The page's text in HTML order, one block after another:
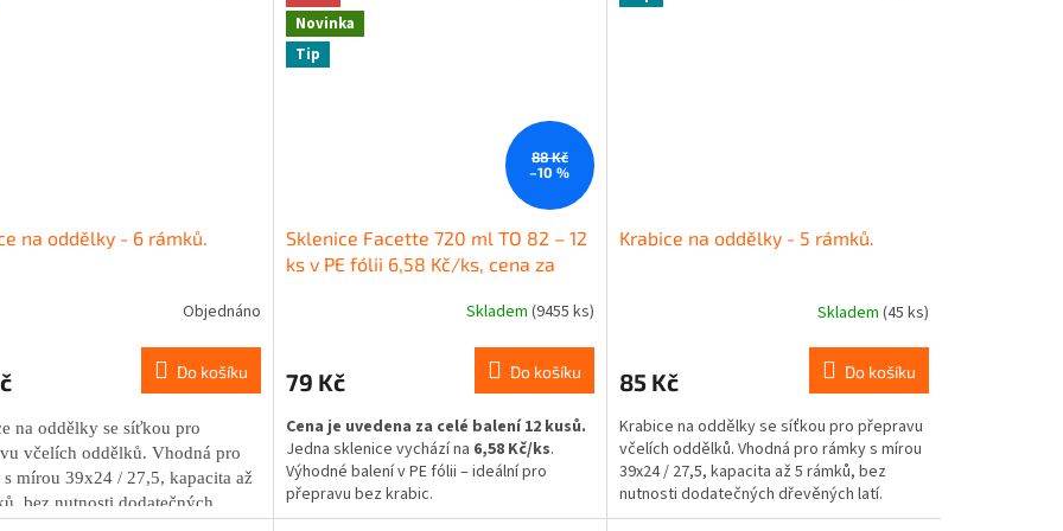
snižují zimní spotřebu zásob. Robustní a
na oddělky - 6 rámků.
Objednáno
Do košíku
na oddělky se síťkou pro
včelích oddělků. Vhodná pro
mírou 39x24 / 27,5, kapacita až
bez nutnosti dodatečných
Novinka
Tip
88 Kč
–10 %
Sklenice Facette 720 ml TO 82 – 12
ks v PE fólii 6,58 Kč/ks, cena za
Skladem (9455 ks)
79 Kč Do košíku
Cena je uvedena za celé balení 12 kusů.
Jedna sklenice vychází na 6,58 Kč/ks.
Výhodné balení v PE fólii – ideální pro
přepravu bez krabic.
Krabice na oddělky - 5 rámků.
je
z
5
hvězdiček.
Skladem (45 ks)
85 Kč Do košíku
Krabice na oddělky se síťkou pro přepravu
včelích oddělků. Vhodná pro rámky s mírou
39x24 / 27,5, kapacita až 5 rámků, bez
nutnosti dodatečných dřevěných latí.